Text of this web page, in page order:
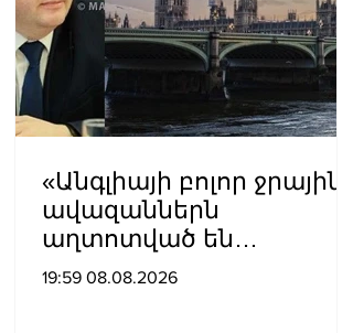
«Անգլիայի բոլոր ջրային
ավազաններն
աղտոտված են
թունավոր քիմիական
19:59 08.08.2026